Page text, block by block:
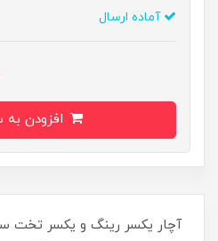
آماده ارسال